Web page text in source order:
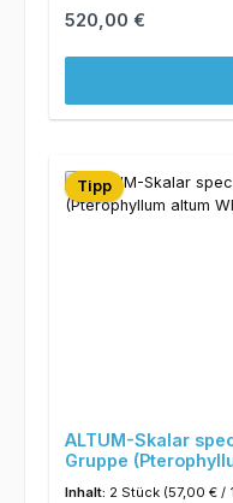
Regulärer Preis:
520,00 €
Tipp
ALTUM-Skalar
Gruppe
Inhalt: 2 Stück (57,00 € /